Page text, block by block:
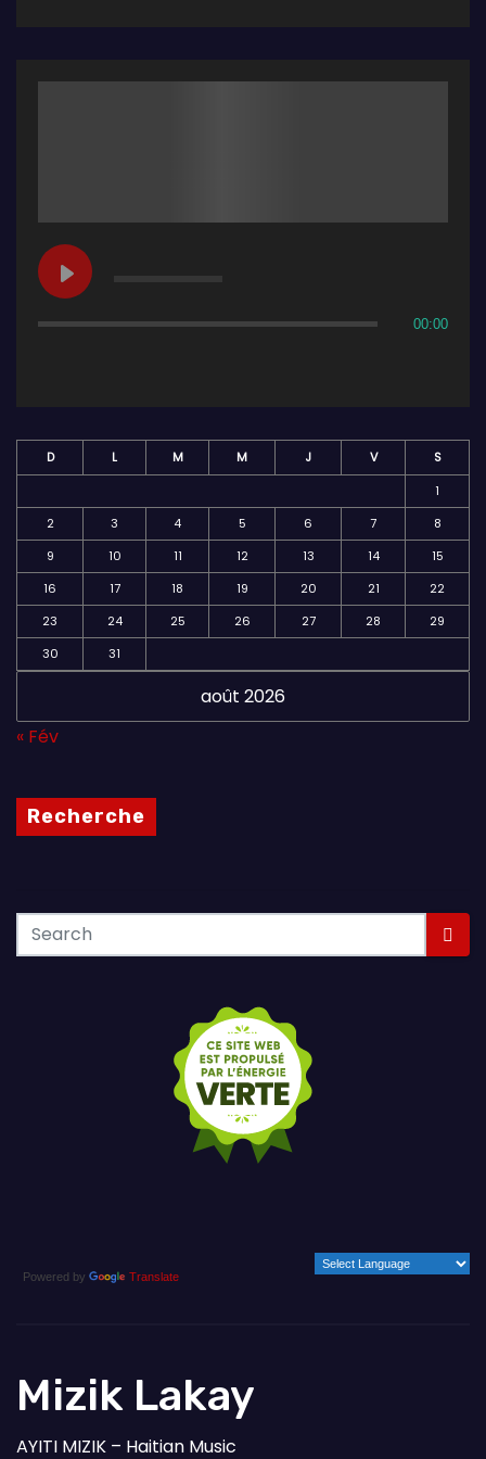
00:00
août 2026
D L M M J V
S
1
2
3 4 5 6 7
8
9
10 11 12 13 14
15
16
17 18 19 20 21
22
23
24 25 26 27 28
29
30
31
« Fév
Recherche
Powered by Translate
Mizik Lakay
AYITI MIZIK – Haitian Music